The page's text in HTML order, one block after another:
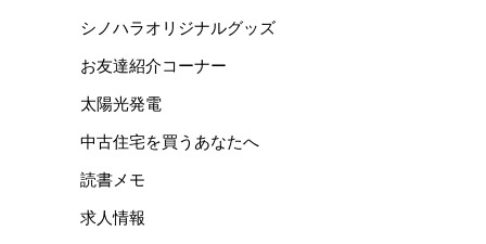
シノハラオリジナルグッズ
お友達紹介コーナー
太陽光発電
中古住宅を買うあなたへ
読書メモ
求人情報